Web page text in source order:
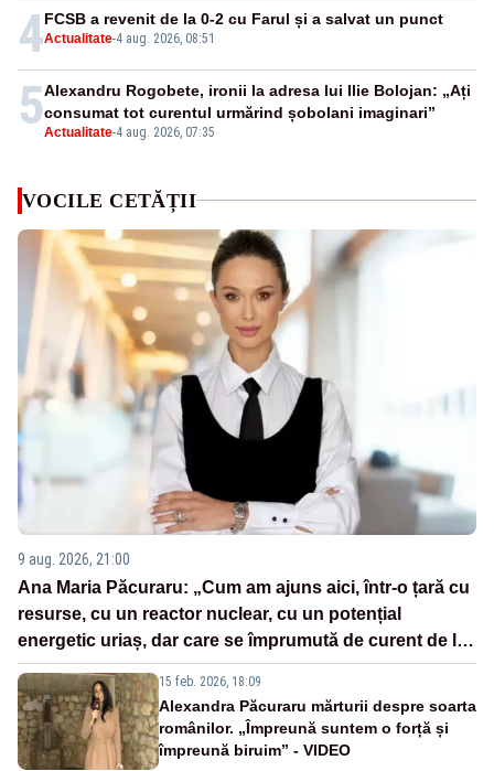
4Actualitate-4 aug. 2026, 08:51
FCSB a revenit de la 0-2 cu Farul și a salvat un punct
5Actualitate-4 aug. 2026, 07:35
Alexandru Rogobete, ironii la adresa lui Ilie Bolojan: „Ați
consumat tot curentul urmărind șobolani imaginari”
VOCILE CETĂȚII
9 aug. 2026, 21:00
Ana Maria Păcuraru: „Cum am ajuns aici, într-o țară cu
resurse, cu un reactor nuclear, cu un potențial
energetic uriaș, dar care se împrumută de curent de la
vecini?”
15 feb. 2026, 18:09
Alexandra Păcuraru mărturii despre soarta
românilor. „Împreună suntem o forță și
împreună biruim” - VIDEO